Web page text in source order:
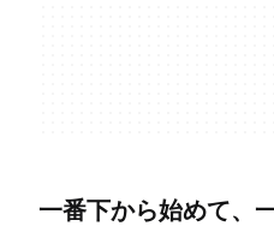
一番下から始めて、